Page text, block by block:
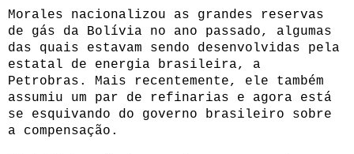
Morales nacionalizou as grandes reservas
de gás da Bolívia no ano passado, algumas
das quais estavam sendo desenvolvidas pela
estatal de energia brasileira, a
Petrobras. Mais recentemente, ele também
assumiu um par de refinarias e agora está
se esquivando do governo brasileiro sobre
a compensação.